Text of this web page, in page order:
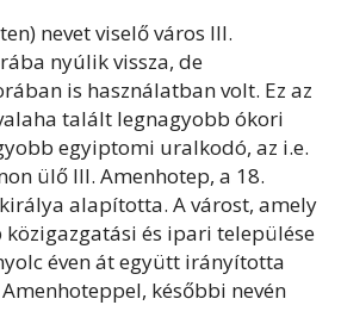
nevet viselő város III.
nyúlik vissza, de
is használatban volt. Ez az
talált legnagyobb ókori
egyiptomi uralkodó, az i.e.
ülő III. Amenhotep, a 18.
alapította. A várost, amely
és ipari települése
éven át együtt irányította
későbbi nevén